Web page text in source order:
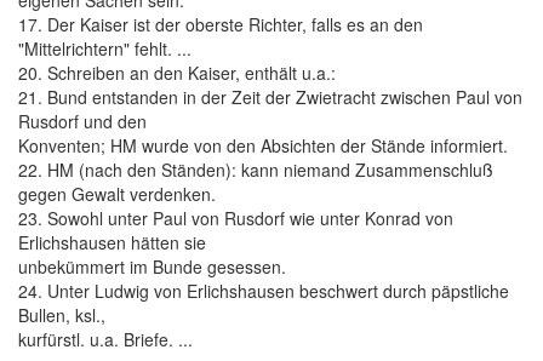
17. Der Kaiser ist der oberste Richter, falls es an den
"Mittelrichtern" fehlt. ...
20. Schreiben an den Kaiser, enthält u.a.:
21. Bund entstanden in der Zeit der Zwietracht zwischen Paul von
Rusdorf und den
Konventen; HM wurde von den Absichten der Stände informiert.
22. HM (nach den Ständen): kann niemand Zusammenschluß
gegen Gewalt verdenken.
23. Sowohl unter Paul von Rusdorf wie unter Konrad von
Erlichshausen hätten sie
unbekümmert im Bunde gesessen.
24. Unter Ludwig von Erlichshausen beschwert durch päpstliche
Bullen, ksl.,
kurfürstl. u.a. Briefe. ...